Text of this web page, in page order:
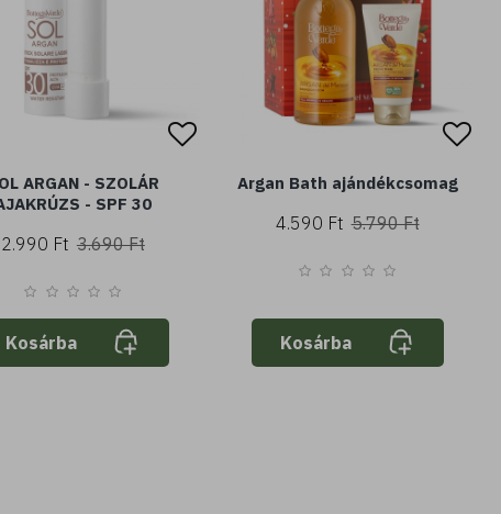
ARGAN - SZOLÁR
- SPF 30
2.990 Ft 3.690 Ft
Kosárba
Argan Bath ajándékcsomag
4.590 Ft 5.790 Ft
Kosárba